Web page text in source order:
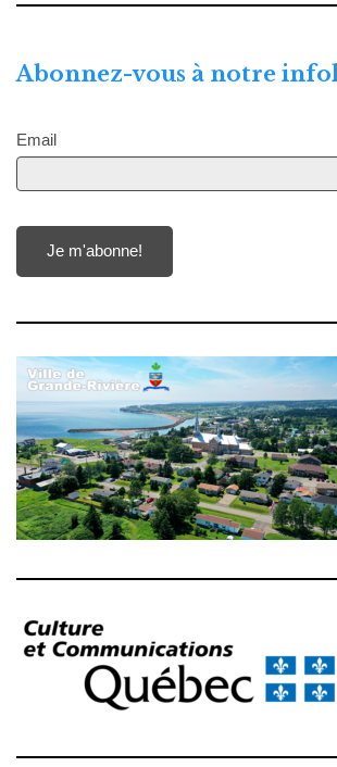
Abonnez-vous à notre
Email
Je m'abonne!